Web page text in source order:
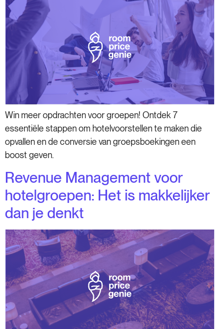
Win meer opdrachten voor groepen! Ontdek 7
essentiële stappen om hotelvoorstellen te maken die
opvallen en de conversie van groepsboekingen een
boost geven.
Revenue Management voor
hotelgroepen: Het is makkelijker
dan je denkt